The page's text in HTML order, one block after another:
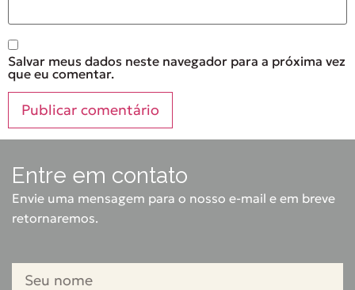
Salvar meus dados neste navegador para a próxima vez
que eu comentar.
Entre em contato
Envie uma mensagem para o nosso e-mail e em breve
retornaremos.